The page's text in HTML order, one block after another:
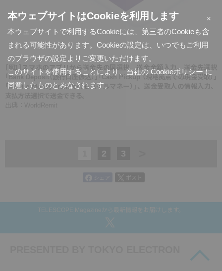
本ウェブサイトはCookieを利用します
×
本ウェブサイトで利用するCookieには、第三者のCookieも含
まれる可能性があります。Cookieの設定は、いつでもご利用
のブラウザの設定よりご変更いただけます。
このサイトを使用することにより、当社の Cookieポリシー に
同意したものとみなされます。
［図1］スマホのアプリから送金先の国選択、送金金額入力、送金先選択
「Bank Deposit（銀行口座振込）」「Cash Pickup （現地拠点での現金受取）」
「Mobile Money Transfer（モバイルマネー）」、送金受取人の情報入力、
2 3
ポスト
TELESCOPE Magazineから最新情報をお届けします。